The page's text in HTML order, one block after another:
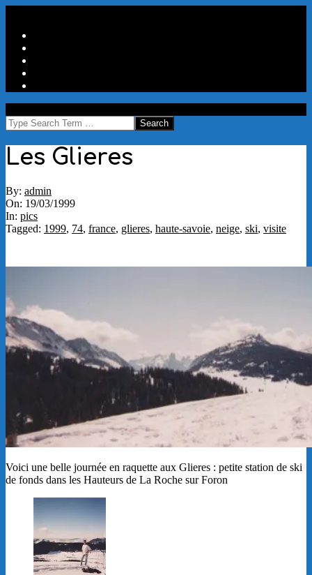
content
Menu
Search
Les Glieres
By: admin
On: 19/03/1999
In: pics
Tagged: 1999, 74, france, glieres, haute-savoie, neige, ski, visite
Voici une belle journée en raquette aux Glieres : petite station de ski
de fonds dans les Hauteurs de La Roche sur Foron